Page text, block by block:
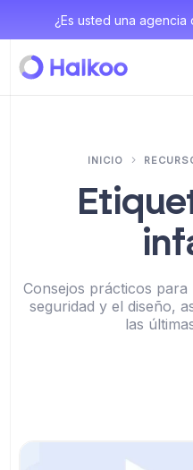
¿Es usted una agencia
INICIO
Consejos prácticos
seguridad y el diseño,
las